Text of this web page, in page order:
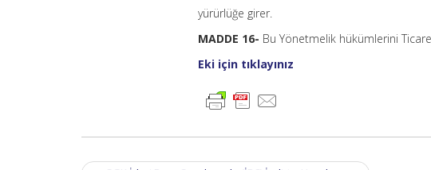
yürürlüğe girer.
MADDE 16- Bu Yönetmelik hükümlerini
Eki için tıklayınız